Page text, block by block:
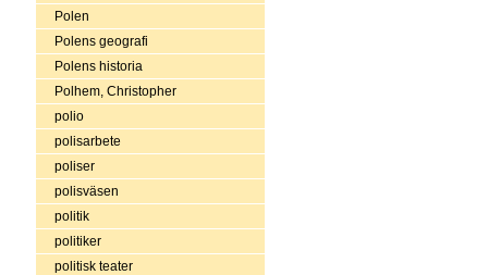
Polen
Polens geografi
Polens historia
Polhem, Christopher
polio
polisarbete
poliser
polisväsen
politik
politiker
politisk teater